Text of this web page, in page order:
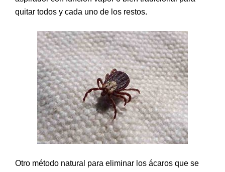
quitar todos y cada uno de los restos.
Otro método natural para eliminar los ácaros que se